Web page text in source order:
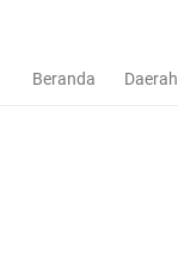
Beranda Daerah